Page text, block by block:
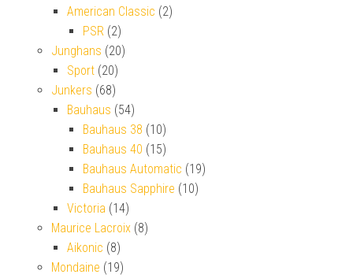
American Classic (2)
PSR (2)
Junghans (20)
Sport (20)
Junkers (68)
Bauhaus (54)
Bauhaus 38 (10)
Bauhaus 40 (15)
Bauhaus Automatic (19)
Bauhaus Sapphire (10)
Victoria (14)
Maurice Lacroix (8)
Aikonic (8)
Mondaine (19)